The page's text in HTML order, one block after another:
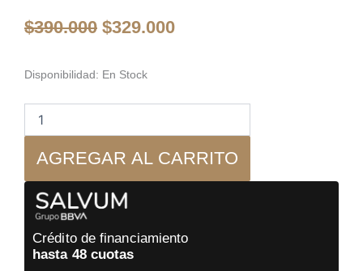
$390.000 El
era:
$329.000El
Disponibilidad: En Stock
Cabasse
Stream
Source
Negro
Streamer
AGREGAR AL CARRITO
Crédito de financiamiento
hasta 48 cuotas